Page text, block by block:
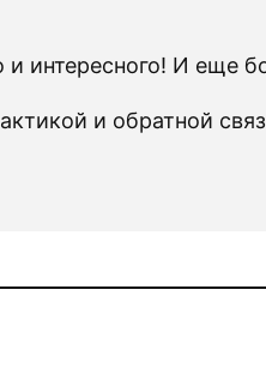
интересного! И еще
и обратной